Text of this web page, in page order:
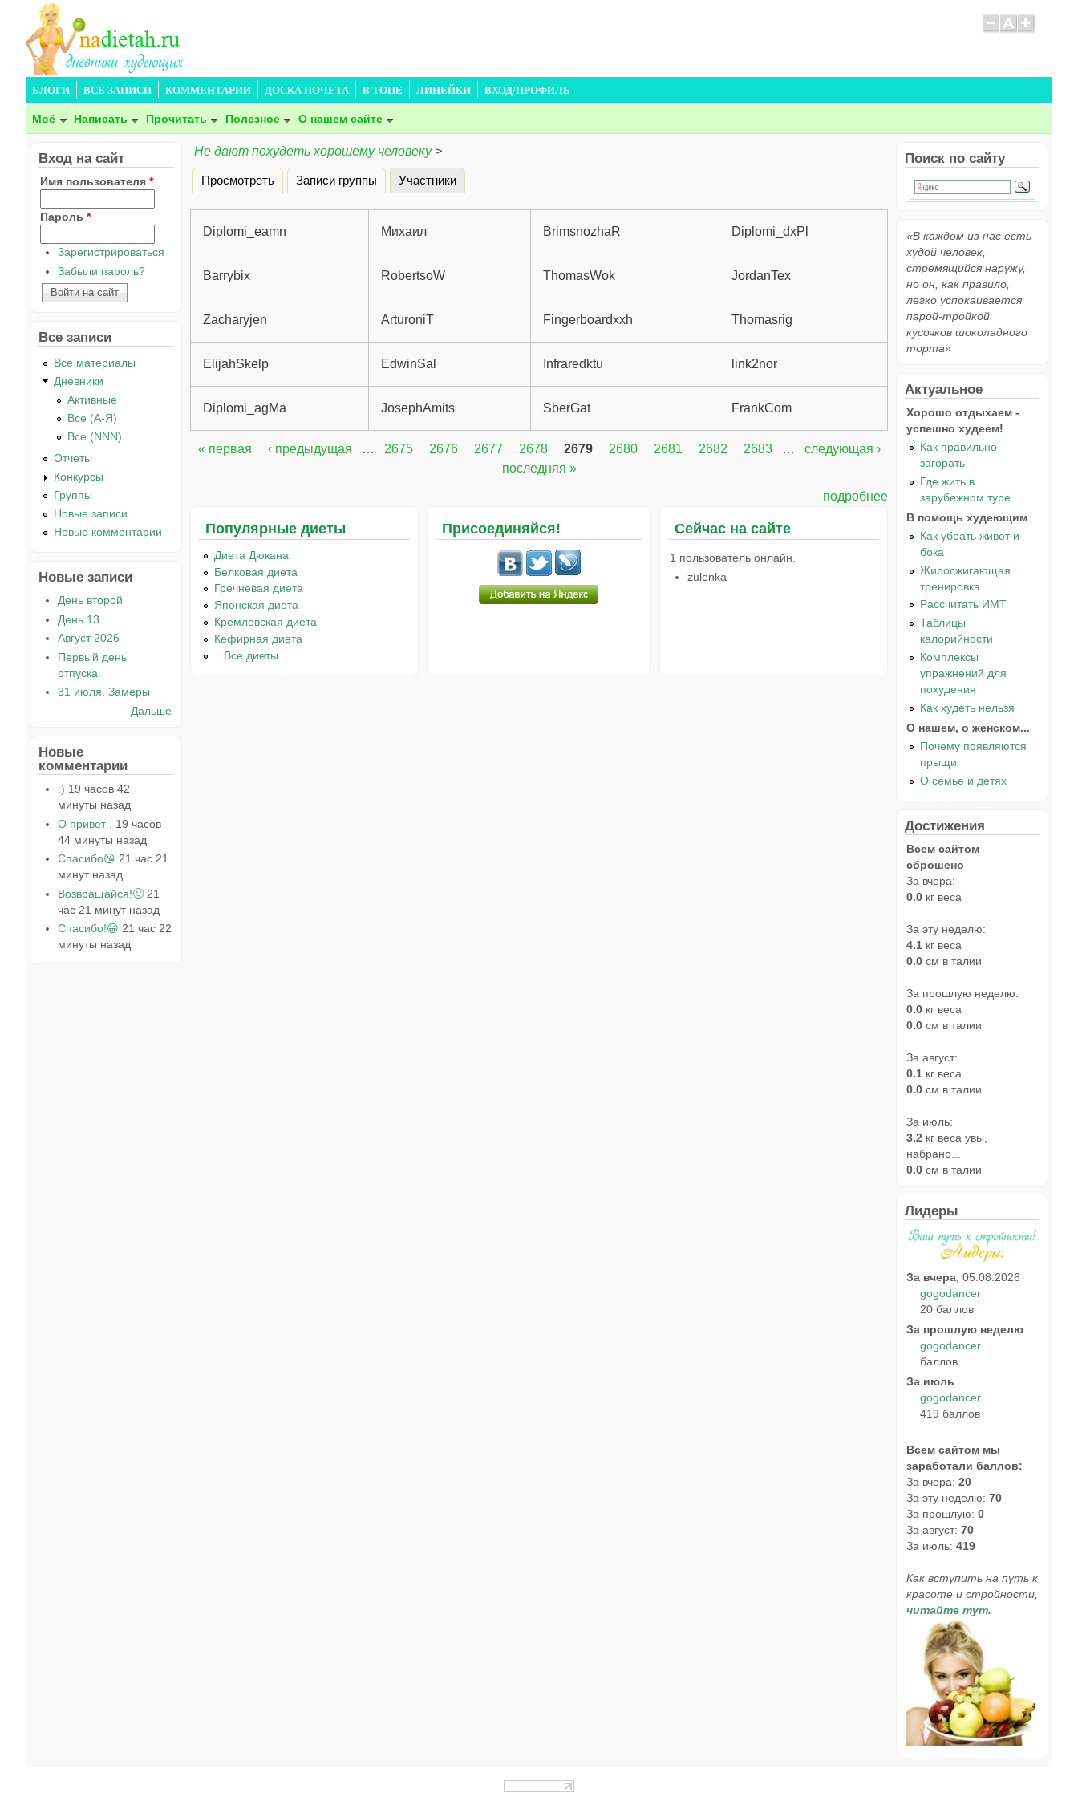
БЛОГИ ВСЕ ЗАПИСИ КОММЕНТАРИИ ДОСКА ПОЧЕТА В ТОПЕ ЛИНЕЙКИ ВХОД/ПРОФИЛЬ
Моё Написать Прочитать Полезное О нашем сайте
Не дают похудеть хорошему человеку>
Главные вкладки
Просмотреть Записи группы Участники
Diplomi_eamn Михаил BrimsnozhaR Diplomi_dxPl
Barrybix RobertsoW ThomasWok JordanTex
Zacharyjen ArturoniT Fingerboardxxh Thomasrig
ElijahSkelp EdwinSal Infraredktu link2nor
Diplomi_agMa JosephAmits SberGat FrankCom
Страницы
« первая ‹ предыдущая … 2675 2676 2677 2678 2679 2680 2681 2682 2683 …
следующая ›
последняя »
подробнее
Популярные диеты
Диета Дюкана
Белковая диета
Гречневая диета
Японская диета
Кремлёвская диета
Кефирная диета
...Все диеты...
Присоединяйся! Сейчас на сайте
1 пользователь онлайн.
zulenka
Вход на сайт
Имя пользователя *
Пароль *
Зарегистрироваться
Забыли пароль?
Все записи
Все материалы
Дневники
Активные
Все (А-Я)
Все (NNN)
Отчеты
Конкурсы
Группы
Новые записи
Новые комментарии
Новые записи
День второй
День 13.
Август 2026
Первый день
отпуска.
31 июля. Замеры
Дальше
Новые
комментарии
:) 19 часов 42
минуты назад
О привет .
19 часов
44 минуты назад
Спасибо😘 21 час 21
минут назад
Возвращайся!🙂 21
час 21 минут назад
Спасибо!😀 21 час 22
минуты назад
Поиск по сайту
«В каждом из нас есть
худой человек,
стремящийся наружу,
но он, как правило,
легко успокаивается
парой-тройкой
кусочков шоколадного
торта»
Актуальное
Хорошо отдыхаем -
успешно худеем!
Как правильно
загорать
Где жить в
зарубежном туре
В помощь худеющим
Как убрать живот и
бока
Жиросжигающая
тренировка
Рассчитать ИМТ
Таблицы
калорийности
Комплексы
упражнений для
похудения
Как худеть нельзя
О нашем, о женском...
Почему появляются
прыщи
О семье и детях
Достижения
Всем сайтом
сброшено
За вчера:
0.0 кг веса
За эту неделю:
4.1 кг веса
0.0 см в талии
За прошлую неделю:
0.0 кг веса
0.0 см в талии
За август:
0.1 кг веса
0.0 см в талии
За июль:
3.2 кг веса увы,
набрано...
0.0 см в талии
Лидеры
За вчера, 05.08.2026
gogodancer
20 баллов
За прошлую неделю
gogodancer
баллов
За июль
gogodancer
419 баллов
Всем сайтом мы
заработали баллов:
За вчера: 20
За эту неделю: 70
За прошлую: 0
За август: 70
За июль: 419
Как вступить на путь к
красоте и стройности,
читайте тут.